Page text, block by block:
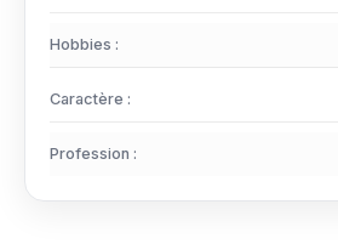
Hobbies :
Caractère :
Profession :